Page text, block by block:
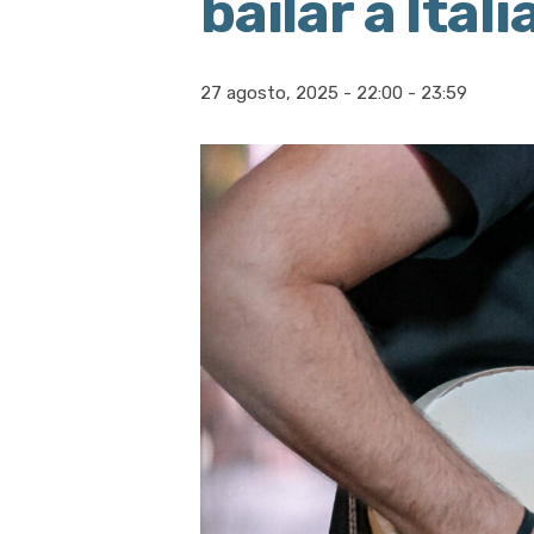
27 agosto, 2025 - 22:00 - 23:59